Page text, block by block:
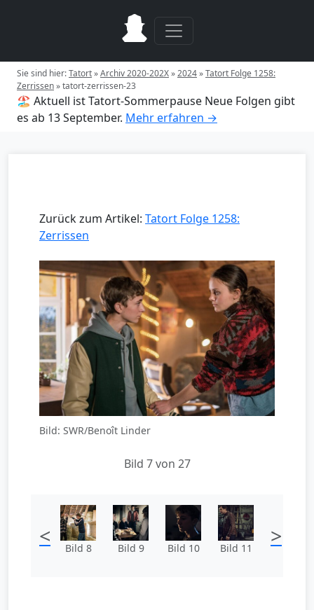
Sie sind hier:Tatort»Archiv 2020-202X»2024»Tatort Folge 1258:
Zerrissen»tatort-zerrissen-23
🏖️ Aktuell ist Tatort-Sommerpause Neue Folgen gibt
es ab 13 September. Mehr erfahren →
Zurück zum Artikel: Tatort Folge 1258:
Zerrissen
Bild: SWR/Benoît Linder
Bild 7 von 27
< Bild 8 Bild 9 Bild 10 Bild 11 >